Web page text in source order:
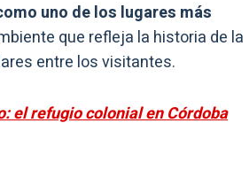
uno de los lugares más
que refleja la historia de la
entre los visitantes.
el refugio colonial en Córdoba